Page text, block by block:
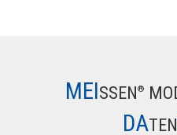
MEISSEN®
DATEN